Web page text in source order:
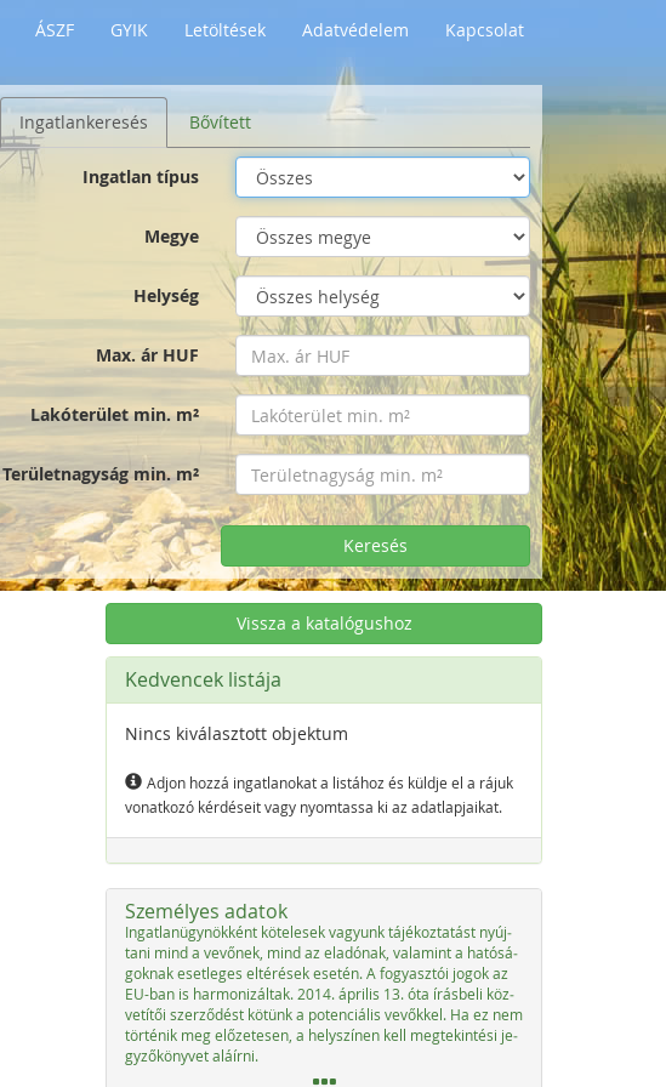
ÁSZF GYIK Letöltések Adatvédelem Kapcsolat
Ingatlankeresés Bővített
Ingatlan típus
Megye
Helység
Max. ár HUF
Lakóterület min. m²
Területnagyság min. m²
Keresés
Vissza a katalógushoz
Kedvencek listája
Nincs kiválasztott objektum
Adjon hozzá ingatlanokat a listához és küldje el a rájuk
vonatkozó kérdéseit vagy nyomtassa ki az adatlapjaikat.
Személyes adatok
In­gat­la­nü­g­ynök­ként kö­t­e­le­sek va­gyunk tájé­koz­ta­tást nyúj­
ta­ni mind a ve­vő­nek, mind az ela­dónak, vala­mint a ha­tósá­
go­knak eset­le­ges el­té­r­é­sek ese­tén. A fo­gyasz­tói jo­gok az
EU-ban is har­mo­ni­zál­tak. 2014. ápri­lis 13. óta írás­be­li köz­
vetítői szer­ződést kötünk a po­ten­ciá­lis ve­vők­kel. Ha ez nem
tör­té­nik meg előze­te­sen, a he­lys­zí­nen kell meg­tek­in­té­si je­
gy­ző­könyvet aláír­ni.